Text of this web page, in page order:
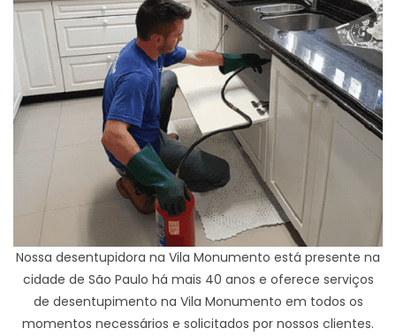
Nossa desentupidora na Vila Monumento está presente na
cidade de São Paulo há mais 40 anos e oferece serviços
de desentupimento na Vila Monumento em todos os
momentos necessários e solicitados por nossos clientes.